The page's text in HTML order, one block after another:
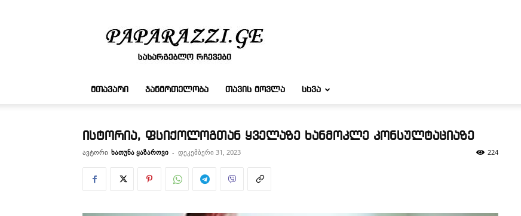
რჩევები
ᲛᲗᲐᲕᲐᲠᲘ ᲯᲐᲜᲛᲠᲗᲔᲚᲝᲑᲐ ᲗᲐᲕᲘᲡ ᲛᲝᲕᲚᲐ ᲡᲮᲕᲐ
ისტორია, ფსიქოლოგთან ყველაზე ხანმოკლე კონსულტაციაზე
ავტორი ხათუნა ყაზაროვი - დეკემბერი 31, 2023 224